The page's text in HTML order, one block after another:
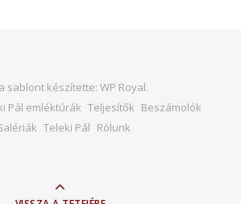
sablont készítette: WP Royal.
Pál emléktúrák Teljesítők Beszámolók
Teleki Pál Rólunk